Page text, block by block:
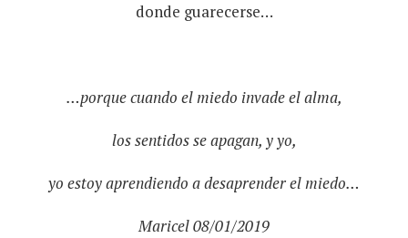
donde guarecerse…
…porque cuando el miedo invade el alma,
los sentidos se apagan, y yo,
yo estoy aprendiendo a desaprender el miedo…
Maricel 08/01/2019